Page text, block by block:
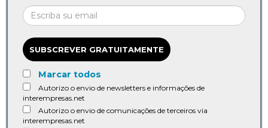
SUBSCREVER GRATUITAMENTE
Marcar todos
Autorizo o envio de newsletters e informações de
interempresas.net
Autorizo o envio de comunicações de terceiros via
interempresas.net